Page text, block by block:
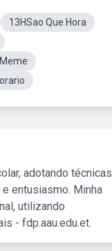
13HSao Que Hora
adotando técnicas
entusiasmo. Minha
utilizando
- fdp.aau.edu.et.